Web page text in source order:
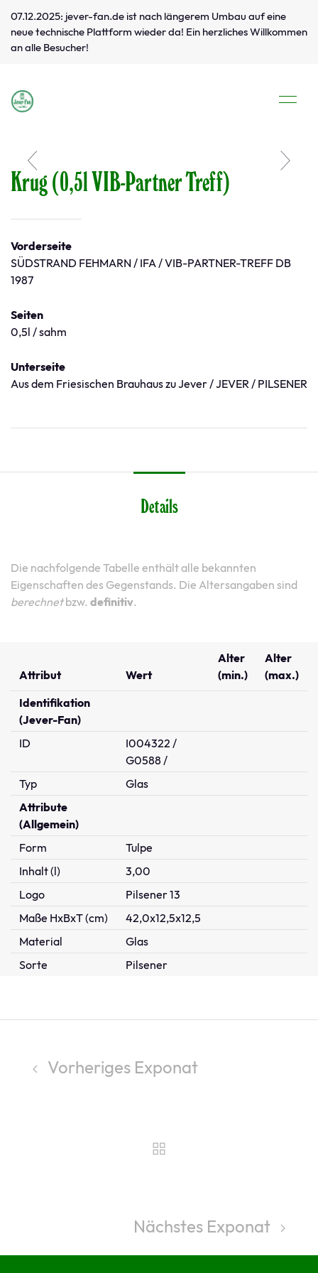
07.12.2025: jever-fan.de ist nach längerem Umbau auf eine
neue technische Plattform wieder da! Ein herzliches Willkommen
an alle Besucher!
Krug (0,5l VIB-Partner Treff)
Vorderseite
SÜDSTRAND FEHMARN / IFA / VIB-PARTNER-TREFF DB
1987
Seiten
0,5l / sahm
Unterseite
Aus dem Friesischen Brauhaus zu Jever / JEVER / PILSENER
Details
Die nachfolgende Tabelle enthält alle bekannten
Eigenschaften des Gegenstands. Die Altersangaben sind
berechnetbzw. definitiv.
Attribut Wert
Alter
(min.)
Alter
(max.)
Identifikation
(Jever-Fan)
ID
I004322 /
G0588 /
Typ
Glas
Attribute
(Allgemein)
Form
Tulpe
Inhalt (l)
3,00
Logo
Pilsener 13
Maße HxBxT (cm)
42,0x12,5x12,5
Material
Glas
Sorte
Pilsener
Vorheriges Exponat
Nächstes Exponat